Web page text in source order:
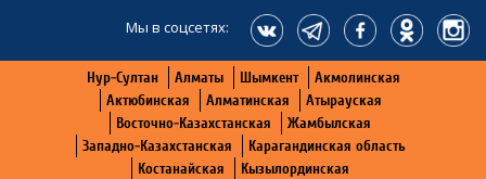
Мы в соцсетях:
Нур-Султан Алматы Шымкент
Акмолинская
Актюбинская
Алматинская
Атырауская
Восточно-Казахстанская
Жамбылская
Западно-Казахстанская
Карагандинская область
Костанайская
Кызылординская